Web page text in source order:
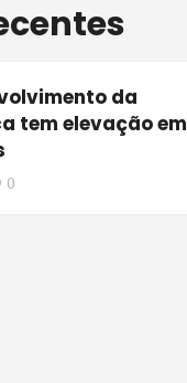
da
tem elevação em
0